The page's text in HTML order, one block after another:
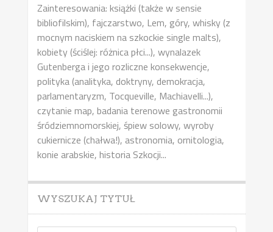
Zainteresowania: książki (także w sensie
bibliofilskim), fajczarstwo, Lem, góry, whisky (z
mocnym naciskiem na szkockie single malts),
kobiety (ściślej: różnica płci...), wynalazek
Gutenberga i jego rozliczne konsekwencje,
polityka (analityka, doktryny, demokracja,
parlamentaryzm, Tocqueville, Machiavelli...),
czytanie map, badania terenowe gastronomii
śródziemnomorskiej, śpiew solowy, wyroby
cukiernicze (chałwa!), astronomia, ornitologia,
konie arabskie, historia Szkocji...
WYSZUKAJ TYTUŁ